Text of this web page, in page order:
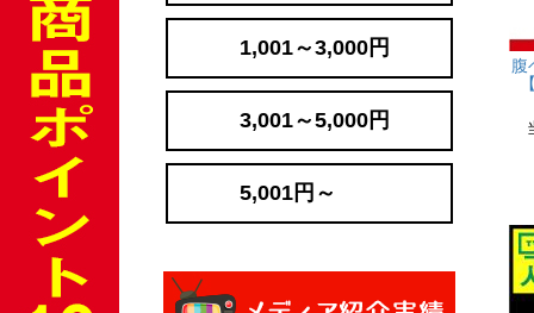
腹
1,001～3,000円
3,001～5,000円
5,001円～